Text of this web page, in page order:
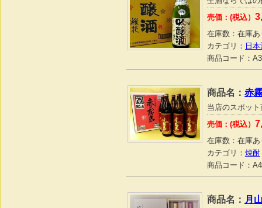
売価：(税込）
在庫数： 在庫あ
カテゴリ： 日
商品コード：
商品名： 赤
当店のスポッ
売価：(税込）
在庫数： 在庫あ
カテゴリ： 焼酎
商品コード：
商品名： 月